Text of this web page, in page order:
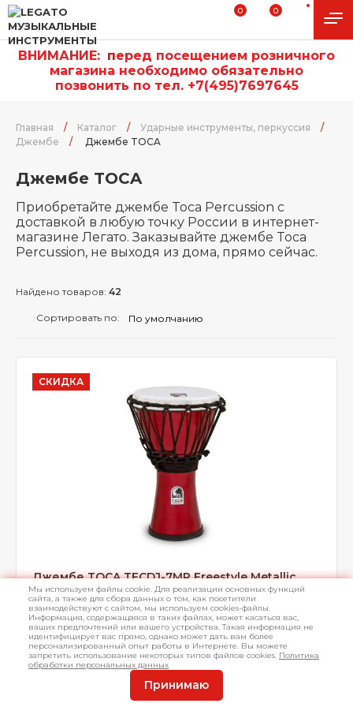
0 0
ВНИМАНИЕ: перед посещением розничного
магазина необходимо обязательно
позвонить по тел. +7(495)7697645
Главная / Каталог / Ударные инструменты, перкуссия
/
Джембе
/ Джембе TOCA
Джембе TOCA
Приобретайте джембе Toca Percussion с
доставкой в любую точку России в интернет-
магазине Легато. Заказывайте джембе Toca
Percussion, не выходя из дома, прямо сейчас.
Найдено товаров: 42
Сортировать по:
СКИДКА
Джембе TOCA TFCDJ-7MR Freestyle Metallic
Red
Размер 7" х 12,5", корпус легковесный бесшовный
пластик, мембрана синтетическая, веревочная система
настройки, цвет красный металлик
Мы используем файлы cookie. Для реализации основных функций
сайта, а также для сбора данных о том, как посетители
взаимодействуют с сайтом, мы используем cookies-файлы.
Информация, содержащаяся в таких файлах, может касаться вас,
ваших предпочтений или вашего устройства. Такая информация не
идентифицирует вас прямо, однако может дать вам более
персонализированный опыт работы в Интернете. Вы можете
запретить использование некоторых типов файлов cookies. Политика
обработки персональных данных
Принимаю